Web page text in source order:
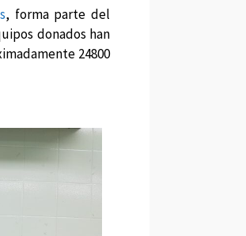
, forma parte del
donados han
24800